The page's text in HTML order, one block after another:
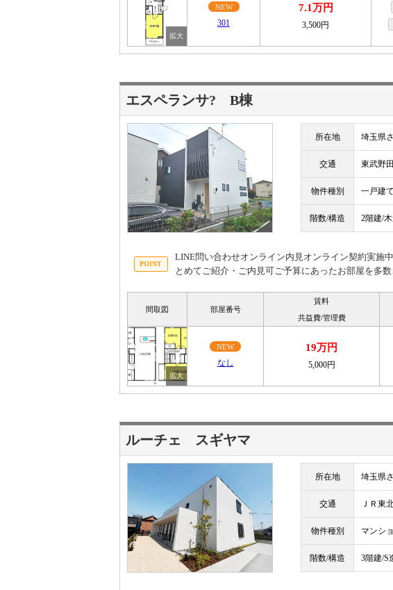
NEW
301
7.1万円
3,500円
エスペランサ? B棟
所在地 埼玉県
交通 東武野
物件種別 一戸建て
階数/構造 2階建/
LINE問い合わせオンライン内見オンライン契約実施
とめてご紹介・ご内見可ご予算にあったお部屋を多
間取図 部屋番号
賃料
共益費/管理費
NEW
なし
19万円
5,000円
ルーチェ スギヤマ
所在地 埼玉県
交通 ＪＲ東
物件種別 マンシ
階数/構造 3階建/S